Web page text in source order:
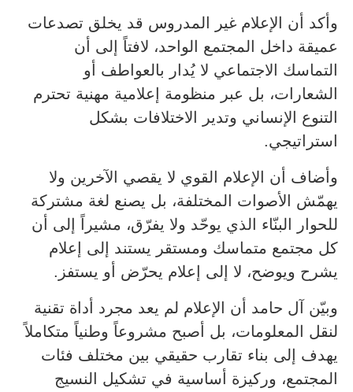
وأكد أن الإعلام غير المدروس قد يخلق تصدعات
عميقة داخل المجتمع الواحد، لافتاً إلى أن
التماسك الاجتماعي لا يُدار بالعواطف أو
الشعارات، بل عبر منظومة إعلامية مهنية تحترم
التنوع الإنساني وتدير الاختلافات بشكل
استراتيجي.
وأضاف أن الإعلام القوي لا يقصي الآخرين ولا
يهمّش الأصوات المختلفة، بل يصنع لغة مشتركة
للحوار البنّاء الذي يوحّد ولا يفرّق، مشيراً إلى أن
كل مجتمع متماسك ومستقر يستند إلى إعلام
يشرح ويوضح، لا إلى إعلام يحرّض أو يستفز.
وبيّن آل حامد أن الإعلام لم يعد مجرد أداة تقنية
لنقل المعلومات، بل أصبح مشروعاً وطنياً متكاملاً
يهدف إلى بناء تقارب حقيقي بين مختلف فئات
المجتمع، وركيزة أساسية في تشكيل النسيج